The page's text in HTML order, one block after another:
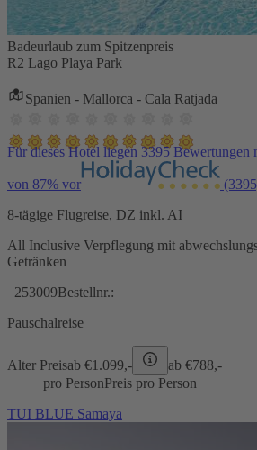
Badeurlaub zum Spitzenpreis
R2 Lago Playa Park
Spanien - Mallorca - Cala Ratjada
Für dieses Hotel liegen 3395 Bewertungen
von 87% vor
8-tägige Flugreise, DZ inkl. AI
All Inclusive Verpflegung mit
Getränken
253009Bestellnr.:
Pauschalreise
Alter Preisab €1.099,- ab €788,-
pro PersonPreis pro Person
TUI BLUE Samaya